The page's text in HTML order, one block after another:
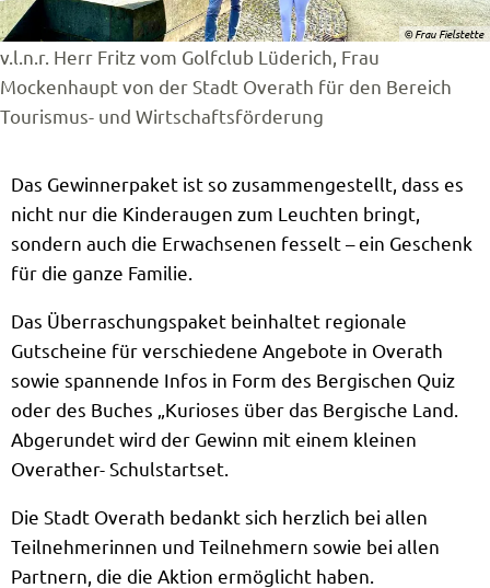
© Frau Fielstette
v.l.n.r. Herr Fritz vom Golfclub Lüderich, Frau
Mockenhaupt von der Stadt Overath für den Bereich
Tourismus- und Wirtschaftsförderung
Das Gewinnerpaket ist so zusammengestellt, dass es
nicht nur die Kinderaugen zum Leuchten bringt,
sondern auch die Erwachsenen fesselt – ein Geschenk
für die ganze Familie.
Das Überraschungspaket beinhaltet regionale
Gutscheine für verschiedene Angebote in Overath
sowie spannende Infos in Form des Bergischen Quiz
oder des Buches „Kurioses über das Bergische Land.
Abgerundet wird der Gewinn mit einem kleinen
Overather- Schulstartset.
Die Stadt Overath bedankt sich herzlich bei allen
Teilnehmerinnen und Teilnehmern sowie bei allen
Partnern, die die Aktion ermöglicht haben.